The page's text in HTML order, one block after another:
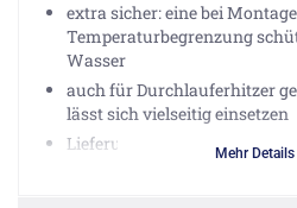
extra sicher: eine bei
Temperaturbegrenzung
Wasser
auch für Durchlauferhitzer
lässt sich vielseitig einsetzen
Lieferumfang: Einhebel-Mehr Details